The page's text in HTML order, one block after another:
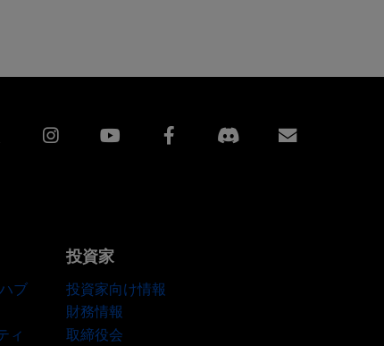
Instagram Facebook
ブ
ィ
投資家
投資家向け情報
財務情報
取締役会